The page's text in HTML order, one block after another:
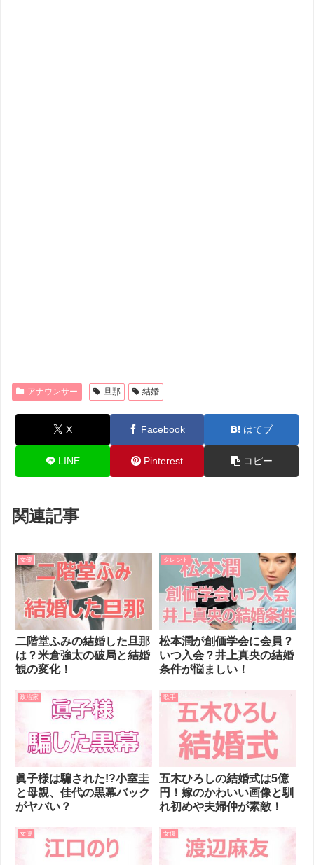
アナウンサー 旦那 結婚
X Facebook はてブ
LINE Pinterest コピー
関連記事
女優
二階堂ふみの結婚した旦那
は？米倉強太の破局と結婚
観の変化！
タレント
松本潤が創価学会に会員？
いつ入会？井上真央の結婚
条件が悩ましい！
政治家
眞子様は騙された!?小室圭
と母親、佳代の黒幕バック
がヤバい？
歌手
五木ひろしの結婚式は5億
円！嫁のかわいい画像と馴
れ初めや夫婦仲が素敵！
女優 女優